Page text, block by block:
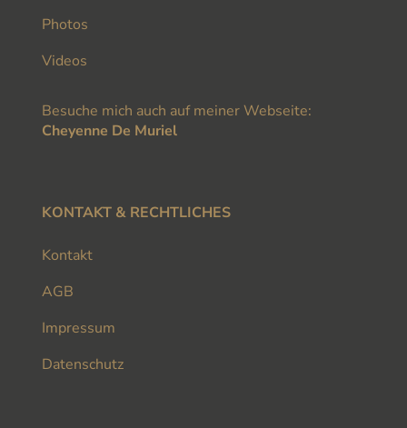
Photos
Videos
Besuche mich auch auf meiner Webseite:
Cheyenne De Muriel
KONTAKT & RECHTLICHES
Kontakt
AGB
Impressum
Datenschutz